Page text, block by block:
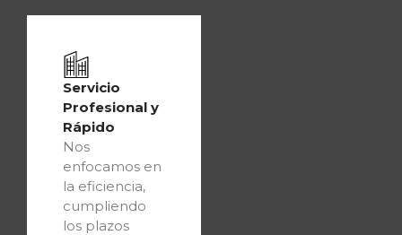
Servicio
Profesional y
Rápido
Nos
enfocamos en
la eficiencia,
cumpliendo
los plazos